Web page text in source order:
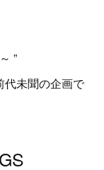
”
代未聞の企画で